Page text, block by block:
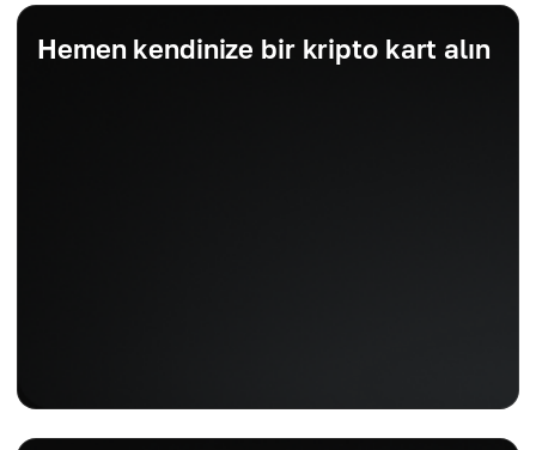
Hemen kendinize bir kripto kart alın